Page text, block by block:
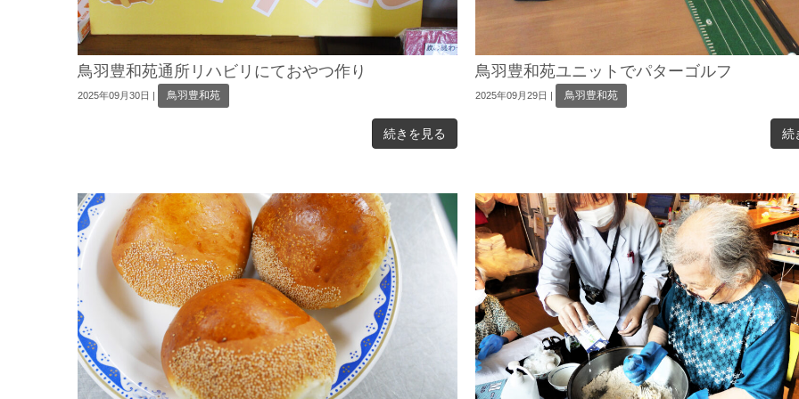
鳥羽豊和苑通所リハビリにておやつ作り
2025年09月30日 | 鳥羽豊和苑
続きを見る
鳥羽豊和苑ユニットでパターゴルフ
2025年09月29日 | 鳥羽豊和苑
続